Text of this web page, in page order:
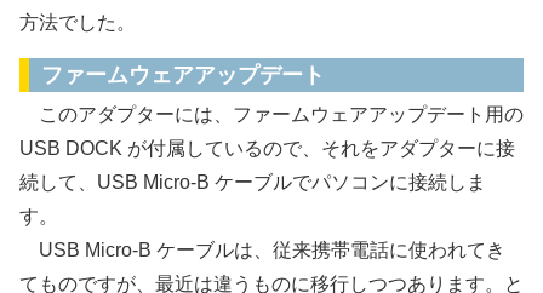
方法でした。
ファームウェアアップデート
このアダプターには、ファームウェアアップデート用の
USB DOCK が付属しているので、それをアダプターに接
続して、USB Micro-B ケーブルでパソコンに接続しま
す。
USB Micro-B ケーブルは、従来携帯電話に使われてき
てものですが、最近は違うものに移行しつつあります。と